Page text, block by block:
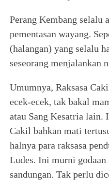
Perang Kembang selalu
pementasan wayang.
(halangan) yang selalu
seseorang menjalankan
Umumnya, Raksasa
ecek-ecek, tak bakal
atau Sang Kesatria lain.
Cakil bahkan mati
halnya para raksasa
Ludes. Ini murni godaan
sandungan. Tak perlu